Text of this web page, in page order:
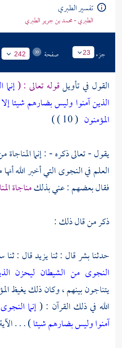
تفسير الطبري
الطبري - محمد بن جرير الطبري
جزء 23 صفحة 242
القول في تأويلقوله تعالى : (
الذين آمنوا وليس بضارهم شيئا إلا
المؤمنون ( 10 ) )
يقول - تعالى ذكره - : إنما
العلم في النجوى التي أخبر الله
فقال بعضهم : عني بذلكمناجاة
ذكر من قال ذلك :
حدثنابشرقال : ثنايزيدقال : ثنا
النجوى من الشيطان ليحزن
يتناجون بينهم ، وكان ذلك يغيظ
الله في ذلك القرآن : (إنما
آمنوا وليس بضارهم شيئا) . . .